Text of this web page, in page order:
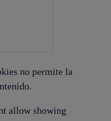
no permite la
allow showing